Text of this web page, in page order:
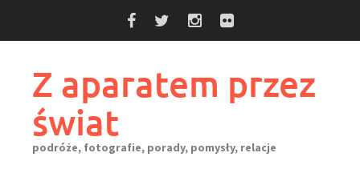
Z aparatem przez
świat
podróże, fotografie, porady, pomysły, relacje